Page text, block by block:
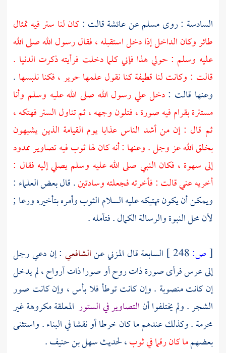
السادسة : روىمسلمعنعائشةقالت :كان لنا ستر فيه تمثال
طائر وكان الداخل إذا دخل استقبله ، فقال رسول الله صلى الله
عليه وسلم : حولي هذا فإني كلما دخلت فرأيته ذكرت الدنيا .
قالت : وكانت لنا قطيفة كنا نقول علمها حرير ، فكنا نلبسها .
وعنها قالت :دخل علي رسول الله صلى الله عليه وسلم وأنا
مستترة بقرام فيه صورة ، فتلون وجهه ، ثم تناول الستر فهتكه ،
ثم قال : إن من أشد الناس عذابا يوم القيامة الذين يشبهون
بخلق الله عز وجل . وعنها : أنه كان لها ثوب فيه تصاوير ممدود
إلى سهوة ، فكان النبي صلى الله عليه وسلم يصلي إليه فقال :
أخريه عني قالت : فأخرته فجعلته وسادتين. قال بعض العلماء :
ويمكن أن يكون تهتيكه عليه السلام الثوب وأمره بتأخيره ورعا ;
لأن محل النبوة والرسالة الكمال . فتأمله .
[ص: السابعة قال المزنيعنالشافعي : إن دعي رجل
إلى عرس فرأى صورة ذات روح أو صورا ذات أرواح ، لم يدخل
إن كانت منصوبة . وإن كانت توطأ فلا بأس ، وإن كانت صور
الشجر . ولم يختلفوا أنالتصاوير في الستور المعلقة مكروهة غير
محرمة . وكذلك عندهم ما كان خرطا أو نقشا في البناء . واستثنى
بعضهمما كان رقما في ثوب، لحديثسهل بن حنيف.